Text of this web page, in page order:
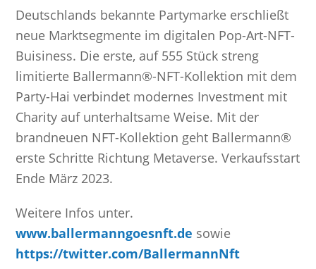
Deutschlands bekannte Partymarke erschließt
neue Marktsegmente im digitalen Pop-Art-NFT-
Buisiness. Die erste, auf 555 Stück streng
limitierte Ballermann®-NFT-Kollektion mit dem
Party-Hai verbindet modernes Investment mit
Charity auf unterhaltsame Weise. Mit der
brandneuen NFT-Kollektion geht Ballermann®
erste Schritte Richtung Metaverse. Verkaufsstart
Ende März 2023.
Weitere Infos unter.
www.ballermanngoesnft.de sowie
https://twitter.com/BallermannNft